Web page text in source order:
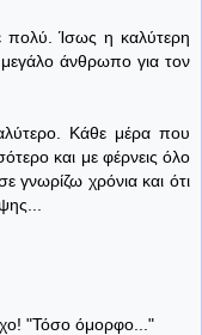
Ίσως η καλύτερη
άνθρωπο για τον
Κάθε μέρα που
και με φέρνεις όλο
γνωρίζω χρόνια και ότι
"Τόσο όμορφο..."